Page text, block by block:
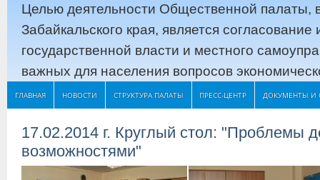
Целью деятельности Общественной палаты,
Забайкальского края, является
государственной власти и местного
важных для населения вопросов
ГЛАВНАЯ НОВОСТИ СТРУКТУРА ПАЛАТЫ ПРЕСС-ЦЕНТР ДОКУМЕНТЫ И
17.02.2014 г. Круглый стол: "Проблемы
возможностями"